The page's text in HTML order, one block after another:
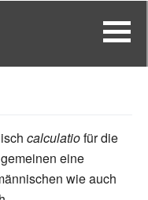
calculatiofür die
eine
wie auch